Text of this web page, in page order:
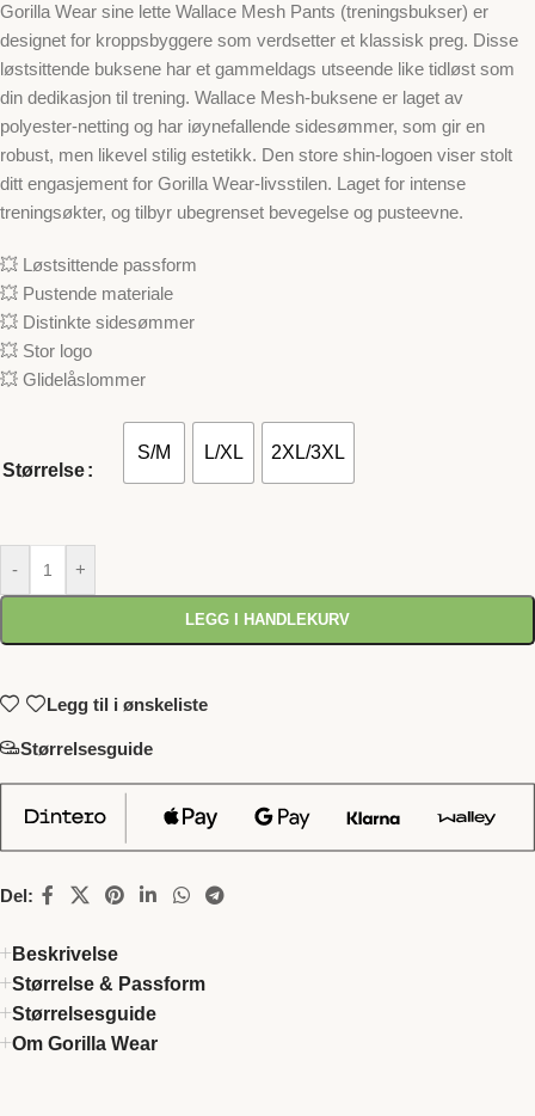
Gorilla Wear sine lette Wallace Mesh Pants (treningsbukser) er
designet for kroppsbyggere som verdsetter et klassisk preg. Disse
løstsittende buksene har et gammeldags utseende like tidløst som
din dedikasjon til trening. Wallace Mesh-buksene er laget av
polyester-netting og har iøynefallende sidesømmer, som gir en
robust, men likevel stilig estetikk. Den store shin-logoen viser stolt
ditt engasjement for Gorilla Wear-livsstilen. Laget for intense
treningsøkter, og tilbyr ubegrenset bevegelse og pusteevne.
💥 Løstsittende passform
💥 Pustende materiale
💥 Distinkte sidesømmer
💥 Stor logo
💥 Glidelåslommer
Størrelse
S/M L/XL 2XL/3XL
- +
LEGG I HANDLEKURV
Legg til i ønskeliste
Størrelsesguide
Del:
Beskrivelse
Størrelse & Passform
Størrelsesguide
Om Gorilla Wear